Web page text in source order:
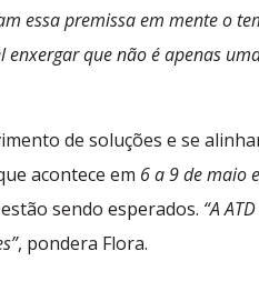
essa premissa em mente o
que não é apenas
de soluções e se
acontece em 6 a 9 de maio
sendo esperados. “A
, pondera Flora.